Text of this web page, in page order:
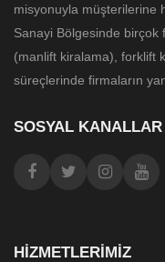
misyonuyla müşterilerine
Sanayi Bölgesinde birçok
(manlift kiralama), forklift
süreçlerinde firmaların
SOSYAL KANALLAR
HIZMETLERIMIZ